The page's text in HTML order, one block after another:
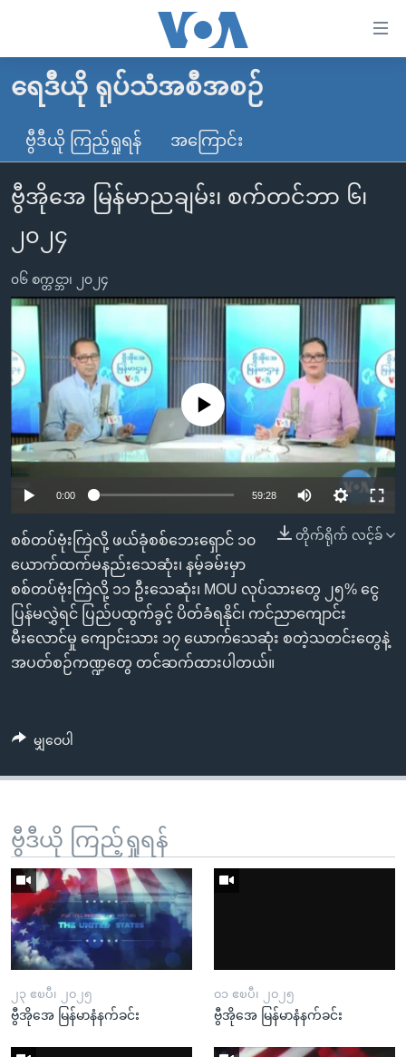
လွယ်ကူ
သည့်
Link
များ
ပင်မ
သို့
ကျော်
ကြည့်
ရန်
ပင်မ
အ
ညွန်း
စာမျက်နှာ
ကြည့်
ရန်
ရှာဖွေ
ရန်
နေရာ
သို့
မူလစာမျက်နှာ
မြန်မာ
ကမ္ဘာ့သတင်းများ
နိုင်ငံတကာ
အစ္စရေး-ပါလက်စတိုင်း
ဗွီဒီယို
ရပ်ဝန်းတခု လမ်းတခု အလွန်
အင်္ဂလိပ်စာလေ့လာမယ်
အမေရိကန်သုံးအီဒီယံ
မကြေးမုံရဲ့ အင်္ဂလိပ်စာ
ရုပ်ရှင်ထဲက အင်္ဂလိပ်စာ
သုတပဒေသာ အင်္ဂလိပ်စာ
အပတ်စဉ်ကဏ္ဍများ
ရေဒီယို
တီဗွီ
ရေဒီယိုနှင့်ရုပ်သံ အချက်အလက်များ
ရေဒီယို/တီဗွီအစီအစဉ်
Learning English
ဗွီအိုအေ လူမှုကွန်ယက်များ
ဘာသာစကားများ
ရေဒီယို ရုပ်သံအစီအစဉ်
ဗွီဒီယို ကြည့်ရှုရန် အကြောင်း
ဗွီအိုအေ မြန်မာညချမ်း၊ စက်တင်ဘာ ၆၊
၂၀၂၄
၀၆ စက္တင္ဘာ၊ ၂၀၂၄
No media source currently available
0:00 59:28
တိုက်ရိုက် လင့်ခ်
စစ်တပ်ဗုံးကြဲလို့ ဖယ်ခုံစစ်ဘေးရှောင် ၁၀
ယောက်ထက်မနည်းသေဆုံး၊ နမ့်ခမ်းမှာ
စစ်တပ်ဗုံးကြဲလို့ ၁၁ ဦးသေဆုံး၊ MOU လုပ်သားတွေ ၂၅% ငွေ
ပြန်မလွှဲရင် ပြည်ပထွက်ခွင့် ပိတ်ခံရနိုင်၊ ကင်ညာကျောင်း
မီးလောင်မှု ကျောင်းသား ၁၇ ယောက်သေဆုံး စတဲ့သတင်းတွေနဲ့
အပတ်စဉ်ကဏ္ဍတွေ တင်ဆက်ထားပါတယ်။
မျှဝေပါ
ဗွီဒီယို ကြည့်ရှုရန်
၂၃ ဧၿပီ၊ ၂၀၂၅
ဗွီအိုအေ မြန်မာနံနက်ခင်း
၀၁ ဧၿပီ၊ ၂၀၂၅
ဗွီအိုအေ မြန်မာနံနက်ခင်း